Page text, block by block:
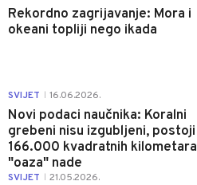
Rekordno zagrijavanje: Mora i
okeani topliji nego ikada
SVIJET 16.06.2026.
Novi podaci naučnika: Koralni
grebeni nisu izgubljeni, postoji
166.000 kvadratnih kilometara
"oaza" nade
SVIJET 21.05.2026.